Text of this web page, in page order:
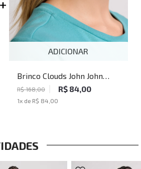
ADICIONAR
Brinco Clouds John John
Feminino
R$ 168,00 R$ 84,00
1x de R$ 84,00